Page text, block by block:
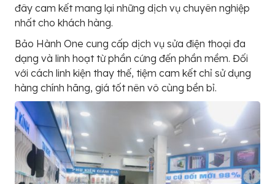
đây cam kết mang lại những dịch vụ chuyên nghiệp
nhất cho khách hàng.
Bảo Hành One cung cấp dịch vụ sửa điện thoại đa
dạng và linh hoạt từ phần cứng đến phần mềm. Đối
với cách linh kiện thay thế, tiệm cam kết chỉ sử dụng
hàng chính hãng, giá tốt nên vô cùng bền bỉ.